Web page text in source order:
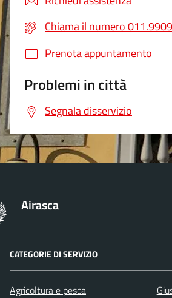
Chiama il numero
Prenota appuntamento
Problemi in città
Segnala disservizio
Airasca
CATEGORIE DI SERVIZIO
Agricoltura e pesca